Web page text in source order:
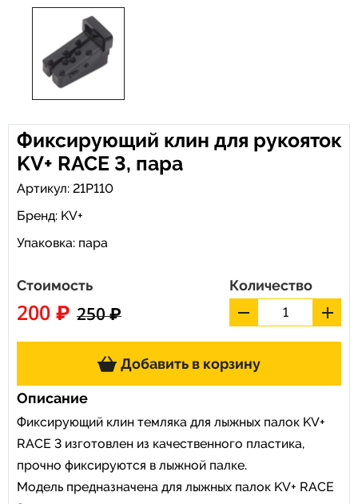
Фиксирующий клин для рукояток
KV+ RACE 3, пара
Артикул: 21P110
Бренд: KV+
Упаковка: пара
Стоимость
200 ₽ 250 ₽
Количество
Добавить в корзину
Описание
Фиксирующий клин темляка для лыжных палок KV+
RACE 3 изготовлен из качественного пластика,
прочно фиксируются в лыжной палке.
Модель предназначена для лыжных палок KV+ RACE